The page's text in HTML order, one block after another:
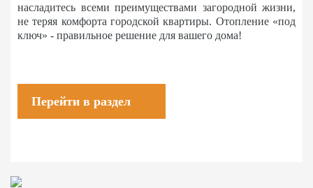
насладитесь всеми преимуществами загородной жизни,
не теряя комфорта городской квартиры. Отопление «под
ключ» - правильное решение для вашего дома!
Перейти в раздел